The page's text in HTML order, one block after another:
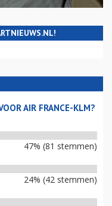
AIR FRANCE-KLM?
47% (81 stemmen)
24% (42 stemmen)